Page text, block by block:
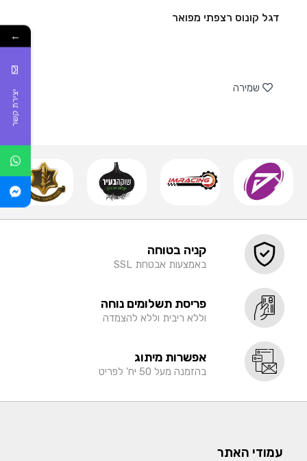
דגל קונוס רצפתי מפואר
שמירה
קניה בטוחה
באמצעות אבטחת SSL
פריסת תשלומים נוחה
וללא ריבית וללא להצמדה
אפשרות מיתוג
בהזמנה מעל 50 יח' לפריט
עמודי האתר
←
יצירת קשר